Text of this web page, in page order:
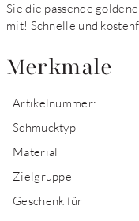
Sie die passende
mit! Schnelle und
Merkmale
Artikelnummer:
Schmucktyp
Material
Zielgruppe
Geschenk für